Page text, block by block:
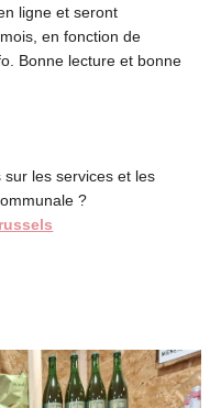
ligne et seront
en fonction de
Bonne lecture et bonne
les services et les
?